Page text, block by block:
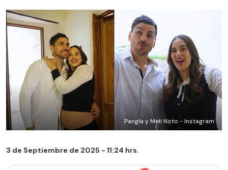
Pangla y Meli Noto - Instagram
3 de Septiembre de 2025 - 11:24 hrs.